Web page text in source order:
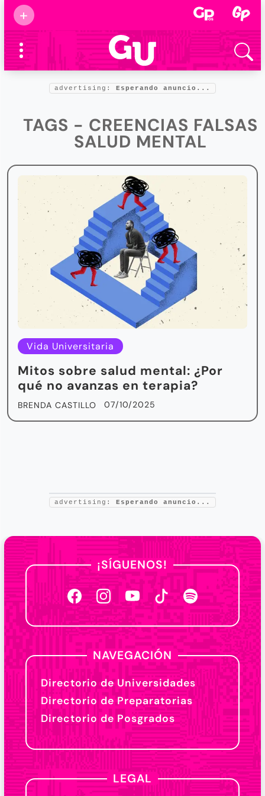
+
Supermamás
2025
Marcas de
confianza
Foro salud
advertising: Esperando anuncio...
TAGS - CREENCIAS FALSAS
SALUD MENTAL
Vida Universitaria
Mitos sobre salud mental: ¿Por
qué no avanzas en terapia?
BRENDA CASTILLO 07/10/2025
advertising: Esperando anuncio...
¡SÍGUENOS!
NAVEGACIÓN
Directorio de Universidades
Directorio de Preparatorias
Directorio de Posgrados
LEGAL